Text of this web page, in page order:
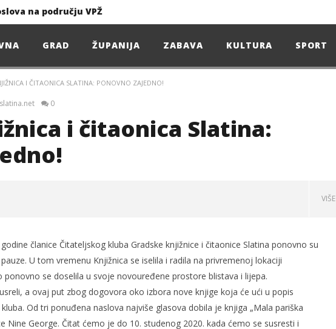
na području VPŽ
4. Oluja Jazz Fest donosi dvije večeri vrhunskog jazza
DDK u 2026.
GRAD ŽUPANIJA ZABAVA KULTURA SPORT
I ČITAONICA SLATINA: PONOVNO ZAJEDNO!
slatina.net 0
i čitaonica Slatina:
VIŠE
članice Čitateljskog kluba Gradske knjižnice i čitaonice Slatina ponovno su
U tom vremenu Knjižnica se iselila i radila na privremenoj lokaciji
se doselila u svoje novouređene prostore blistava i lijepa.
a ovaj put zbog dogovora oko izbora nove knjige koja će ući u popis
Od tri ponuđena naslova najviše glasova dobila je knjiga „Mala pariška
Nine George. Čitat ćemo je do 10. studenog 2020. kada ćemo se susresti i